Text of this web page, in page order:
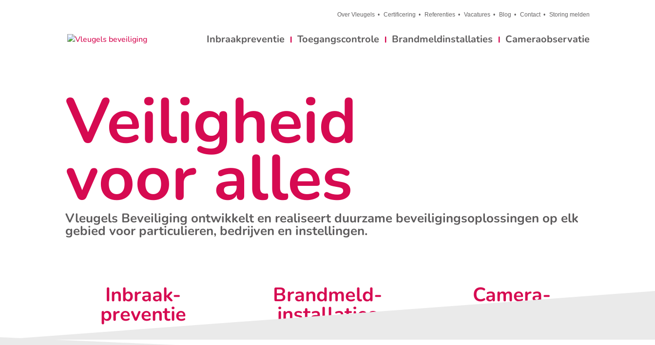
Over Vleugels Certificering Referenties Vacatures Blog Contact Storing melden
Inbraakpreventie Toegangscontrole Brandmeldinstallaties Cameraobservatie
Veiligheid
voor alles
Vleugels Beveiliging ontwikkelt en realiseert duurzame beveiligingsoplossingen op elk
gebied voor particulieren, bedrijven en instellingen.
Inbraak-
preventie
Brandmeld-
installaties
Camera-